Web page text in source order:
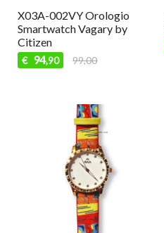
X03A-002VY Orologio
Smartwatch Vagary by
Citizen
€ 94,90 99,00